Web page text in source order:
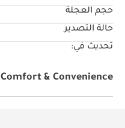
• الإضاءة هالوجين
• الجناح الخلفي
• الكاميرا
• قضبان السقف
المواصفات الداخلية
حجم العجلة
حالة التصدير
تحديث في:
Comfort & Convenience